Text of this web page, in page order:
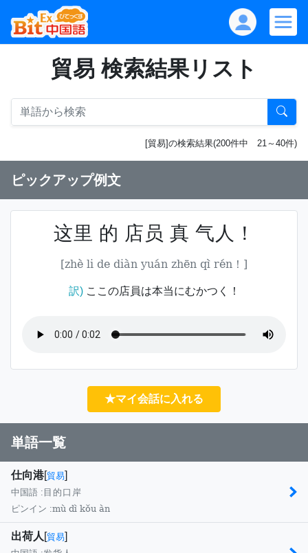
貿易 検索結果リスト
[貿易]の検索結果(200件中 21～40件)
ピックアップ例文
这里 的 店员 真 气人！
[zhè li de diàn yuán zhēn qì rén！]
訳)ここの店員は本当にむかつく！
★マイ会話に入れる
単語一覧
仕向港[貿易]
中国語 : 目的口岸
ピンイン :mù dì kǒu àn
出荷人 [貿易]